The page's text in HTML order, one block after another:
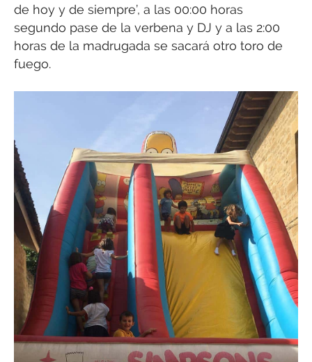
de hoy y de siempre’, a las 00:00 horas
segundo pase de la verbena y DJ y a las 2:00
horas de la madrugada se sacará otro toro de
fuego.